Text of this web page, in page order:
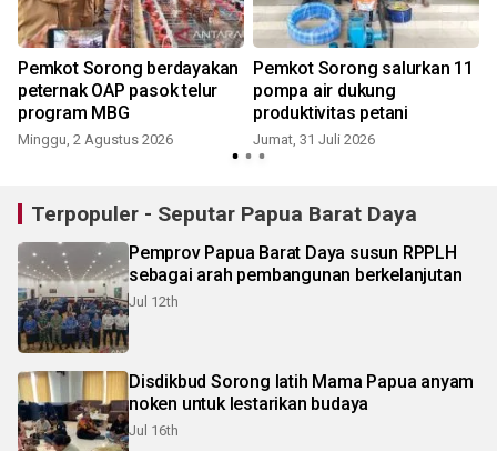
Pemkot Sorong berdayakan
peternak OAP pasok telur
program MBG
Minggu, 2 Agustus 2026
Pemkot Sorong salurkan 11
pompa air dukung
produktivitas petani
Jumat, 31 Juli 2026
Terpopuler - Seputar Papua Barat Daya
Pemprov Papua Barat Daya susun RPPLH
sebagai arah pembangunan berkelanjutan
Jul 12th
Disdikbud Sorong latih Mama Papua anyam
noken untuk lestarikan budaya
Jul 16th